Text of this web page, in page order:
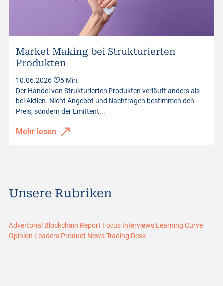
Market Making bei Strukturierten
Produkten
10.06.2026
5 Min.
Der Handel von Strukturierten Produkten verläuft anders als
bei Aktien. Nicht Angebot und Nachfragen bestimmen den
Preis, sondern der Emittent...
Mehr lesen
Unsere Rubriken
Advertorial Blockchain Report Focus Interviews Learning Curve
Opinion Leaders Product NewsTrading Desk